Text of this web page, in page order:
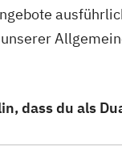
dass du als